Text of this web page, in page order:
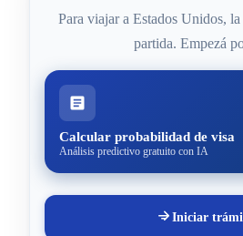
Para viajar a Estados Unidos,
partida. Empezá
Calcular probabilidad de visa
Análisis predictivo gratuito con IA
Iniciar